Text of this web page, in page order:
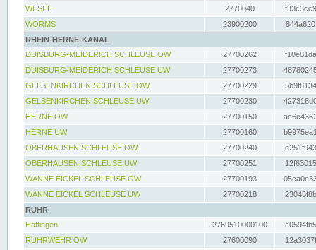
WESEL
2770040
WORMS
23900200
RHEIN-HERNE-KANAL
DUISBURG-MEIDERICH SCHLEUSE OW
27700262
DUISBURG-MEIDERICH SCHLEUSE UW
27700273
GELSENKIRCHEN SCHLEUSE OW
27700229
GELSENKIRCHEN SCHLEUSE UW
27700230
HERNE OW
27700150
HERNE UW
27700160
OBERHAUSEN SCHLEUSE OW
27700240
OBERHAUSEN SCHLEUSE UW
27700251
WANNE EICKEL SCHLEUSE OW
27700193
WANNE EICKEL SCHLEUSE UW
27700218
RUHR
Hattingen
2769510000100
RUHRWEHR OW
27600090